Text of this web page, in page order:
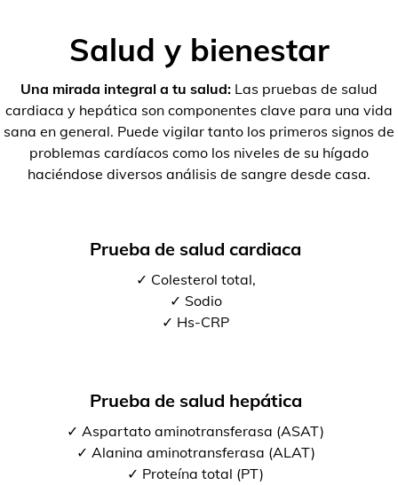
Salud y bienestar
Una mirada integral a tu salud: Las pruebas de salud
cardiaca y hepática son componentes clave para una vida
sana en general. Puede vigilar tanto los primeros signos de
problemas cardíacos como los niveles de su hígado
haciéndose diversos análisis de sangre desde casa.
Prueba de salud cardiaca
✓ Colesterol total,
✓ Sodio
✓ Hs-CRP
Prueba de salud hepática
✓ Aspartato aminotransferasa (ASAT)
✓ Alanina aminotransferasa (ALAT)
✓ Proteína total (PT)